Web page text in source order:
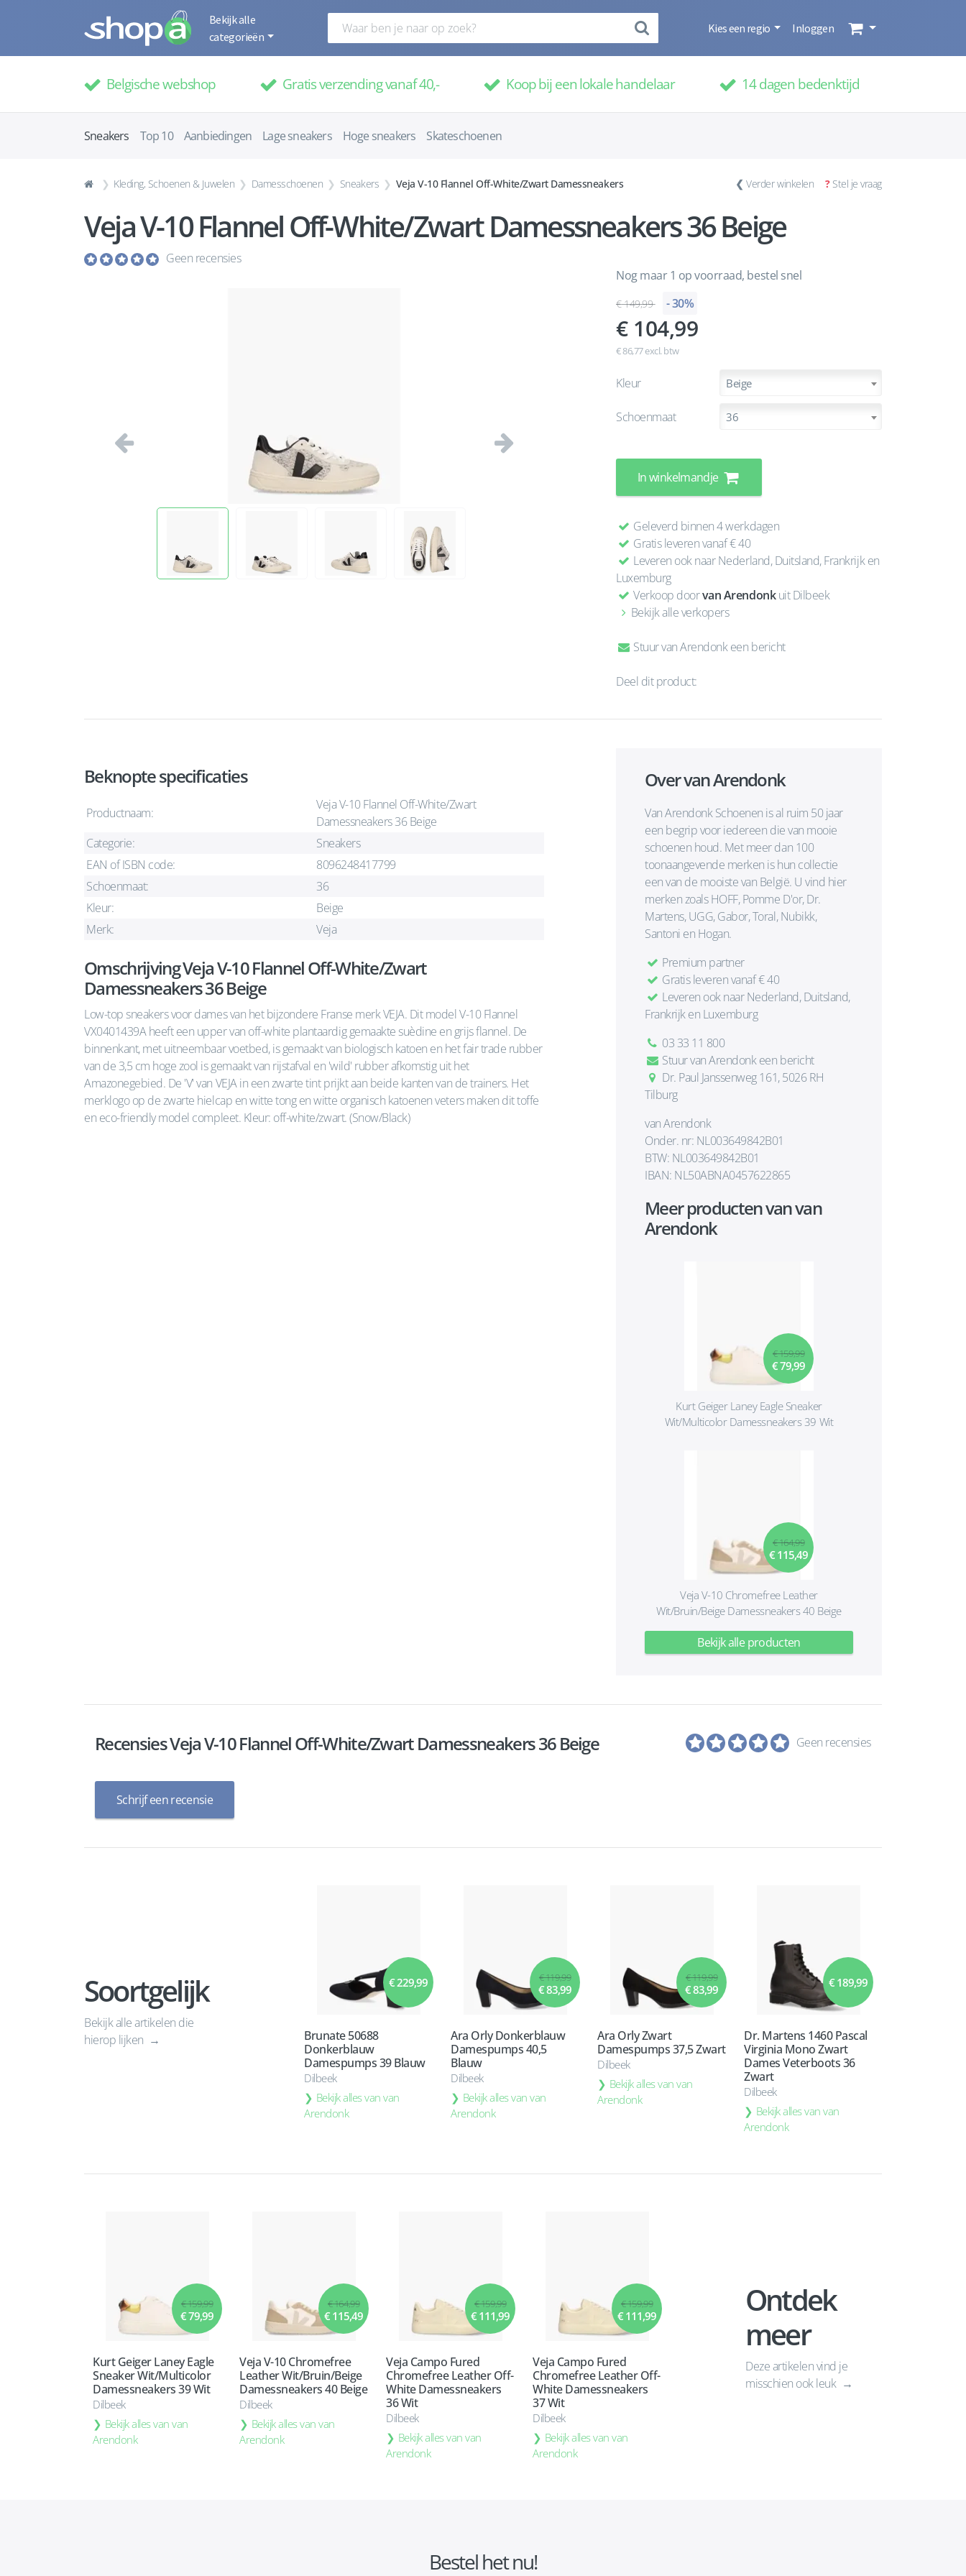
Bekijk alle
categorieën
Kies een regio Inloggen
Belgische webshop Gratis verzending vanaf 40,- Koop bij een lokale handelaar 14 dagen bedenktijd
Sneakers Top 10 Aanbiedingen Lage sneakers Hoge sneakers Skateschoenen
Kleding, Schoenen & Juwelen Damesschoenen Sneakers Veja V-10 Flannel Off-White/Zwart Damessneakers ❮ Verder winkelen ? Stel je vraag
Veja V-10 Flannel Off-White/Zwart Damessneakers 36 Beige
Geen recensies
Vorige Volgende
Nog maar 1 op voorraad, bestel snel
149,99 - 30%
104,99
€ 86,77 excl. btw
Kleur Beige
Schoenmaat 36
In winkelmandje
Geleverd binnen 4 werkdagen
Gratis leveren vanaf € 40
Leveren ook naar Nederland, Duitsland, Frankrijk en
Luxemburg
Verkoop doorvan Arendonkuit Dilbeek
Bekijk alle verkopers
Stuur van Arendonk een bericht
Deel dit product:
Beknopte specificaties
Productnaam:
Veja V-10 Flannel Off-White/Zwart
Damessneakers 36 Beige
Categorie:
Sneakers
EAN of ISBN code:
8096248417799
Schoenmaat:
36
Kleur:
Beige
Merk:
Veja
Omschrijving Veja V-10 Flannel Off-White/Zwart
Damessneakers 36 Beige
Low-top sneakers voor dames van het bijzondere Franse merk VEJA. Dit model V-10 Flannel
VX0401439A heeft een upper van off-white plantaardig gemaakte suèdine en grijs flannel. De
binnenkant, met uitneembaar voetbed, is gemaakt van biologisch katoen en het fair trade rubber
van de 3,5 cm hoge zool is gemaakt van rijstafval en 'wild' rubber afkomstig uit het
Amazonegebied. De 'V' van VEJA in een zwarte tint prijkt aan beide kanten van de trainers. Het
merklogo op de zwarte hielcap en witte tong en witte organisch katoenen veters maken dit toffe
en eco-friendly model compleet. Kleur: off-white/zwart. (Snow/Black)
Over van Arendonk
Van Arendonk Schoenen is al ruim 50 jaar
een begrip voor iedereen die van mooie
schoenen houd. Met meer dan 100
toonaangevende merken is hun collectie
een van de mooiste van België. U vind hier
merken zoals HOFF, Pomme D'or, Dr.
Martens, UGG, Gabor, Toral, Nubikk,
Santoni en Hogan.
Premium partner
Gratis leveren vanaf € 40
Leveren ook naar Nederland, Duitsland,
Frankrijk en Luxemburg
03 33 11 800
Stuur van Arendonk een bericht
Dr. Paul Janssenweg 161, 5026 RH
Tilburg
van Arendonk
Onder. nr: NL003649842B01
BTW: NL003649842B01
IBAN: NL50ABNA0457622865
Meer producten van van
Arendonk
€ 159,99
€ 79,99
Kurt Geiger Laney Eagle Sneaker
Wit/Multicolor Damessneakers 39 Wit
€ 164,99
€ 115,49
Veja V-10 Chromefree Leather
Wit/Bruin/Beige Damessneakers 40 Beige
Bekijk alle producten
Recensies Veja V-10 Flannel Off-White/Zwart Damessneakers 36 Beige Geen recensies
Schrijf een recensie
Soortgelijk
Bekijk alle artikelen die
hierop lijken
€ 229,99
Brunate 50688
Donkerblauw
Damespumps 39 Blauw
Dilbeek
Bekijk alles van van
Arendonk
€ 119,99
€ 83,99
Ara Orly Donkerblauw
Damespumps 40,5
Blauw
Dilbeek
Bekijk alles van van
Arendonk
€ 119,99
€ 83,99
Ara Orly Zwart
Damespumps 37,5 Zwart
Dilbeek
Bekijk alles van van
Arendonk
€ 189,99
Dr. Martens 1460 Pascal
Virginia Mono Zwart
Dames Veterboots 36
Zwart
Dilbeek
Bekijk alles van van
Arendonk
€ 159,99
€ 79,99
Kurt Geiger Laney Eagle
Sneaker Wit/Multicolor
Damessneakers 39 Wit
Dilbeek
Bekijk alles van van
Arendonk
€ 164,99
€ 115,49
Veja V-10 Chromefree
Leather Wit/Bruin/Beige
Damessneakers 40 Beige
Dilbeek
Bekijk alles van van
Arendonk
€ 159,99
€ 111,99
Veja Campo Fured
Chromefree Leather Off-
White Damessneakers
36 Wit
Dilbeek
Bekijk alles van van
Arendonk
€ 159,99
€ 111,99
Veja Campo Fured
Chromefree Leather Off-
White Damessneakers
37 Wit
Dilbeek
Bekijk alles van van
Arendonk
Ontdek
meer
Deze artikelen vind je
misschien ook leuk
Bestel het nu!